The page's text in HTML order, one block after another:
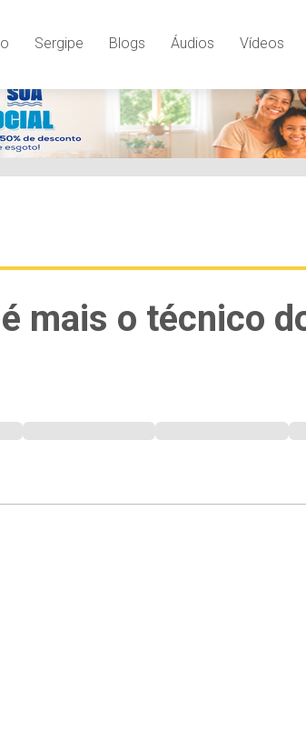
Sergipe Blogs Áudios Vídeos
mais o técnico